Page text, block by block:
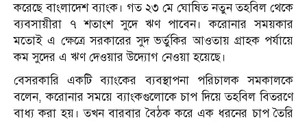
করেছে বাংলাদেশ ব্যাংক। গত ২৩ মে ঘোষিত নতুন তহবিল থেকে
ব্যবসায়ীরা ৭ শতাংশ সুদে ঋণ পাবেন। করোনার সময়কার
মতোই এ ক্ষেত্রে সরকারের সুদ ভর্তুকির আওতায় গ্রাহক পর্যায়ে
কম সুদের এ ঋণ দেওয়ার উদ্যোগ নেওয়া হয়েছে।
বেসরকারি একটি ব্যাংকের ব্যবস্থাপনা পরিচালক সমকালকে
বলেন, করোনার সময়ে ব্যাংকগুলোকে চাপ দিয়ে তহবিল বিতরণে
বাধ্য করা হয়। তখন বারবার বৈঠক করে এক ধরনের চাপ তৈরি